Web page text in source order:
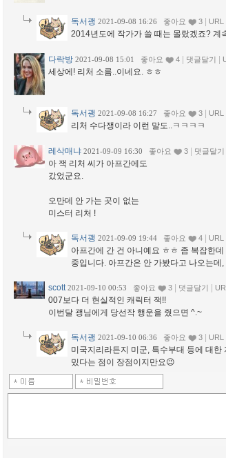
독서괭 2021-09-08 16:26 좋아요 3 URL
2014년도에 작가가 쓸 때는 몰랐겠죠? 계
다락방 2021-09-08 15:01 좋아요 4 댓글달기
세상에! 리처 소름..이네요. ㅎㅎ
독서괭 2021-09-08 16:27 좋아요 3 URL
리처 수다쟁이라 이런 말도..ㅋㅋㅋㅋ
레삭매냐 2021-09-09 16:30 좋아요 3 댓글달기
아 잭 리처 씨가 아프간에도
갔었군요.
오만데 안 가는 곳이 없는
미스터 리처 !
독서괭 2021-09-09 19:44 좋아요 4 URL
아프간에 간 건 아니예요 ㅎㅎ 좀 복잡한
중입니다. 아프간은 안 가봤다고 나오는
scott 2021-09-10 00:53 좋아요 3 댓글달기
007보다 더 현실적인 캐릭터 잭!!
이번달 괭님에게 당선작 행운을 줬으면 ^.~
독서괭 2021-09-10 06:36 좋아요 3 URL
미국지리라든지 미군, 특수부대 등에 대
밌다는 점이 장점이지만요😉